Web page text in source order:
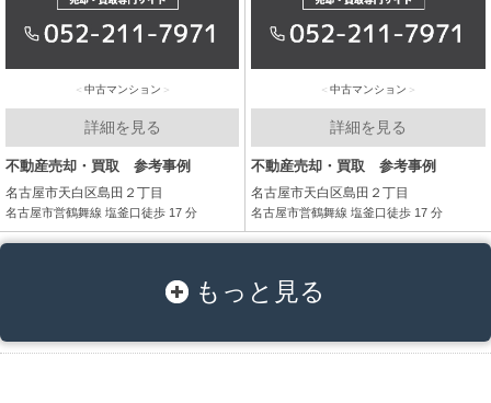
中古マンション
詳細を見る
不動産売却・買取 参考事例
名古屋市天白区島田２丁目
名古屋市営鶴舞線 塩釜口徒歩 17 分
中古マンション
詳細を見る
不動産売却・買取 参考事例
名古屋市天白区島田２丁目
名古屋市営鶴舞線 塩釜口徒歩 17 分
もっと見る